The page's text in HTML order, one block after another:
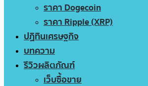
ราคา Dogecoin
ราคา Ripple (XRP)
ปฏิทินเศรษฐกิจ
บทความ
รีวิวผลิตภัณฑ์
เว็บซื้อขาย